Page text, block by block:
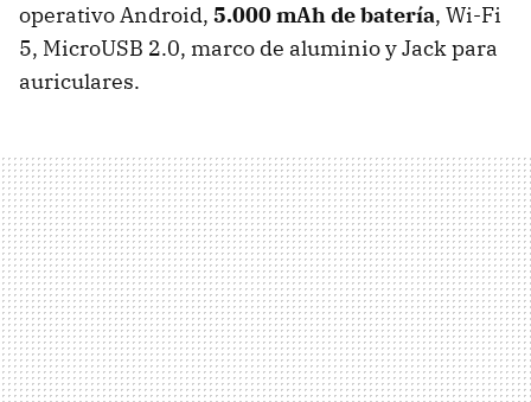
operativo Android, 5.000 mAh de batería, Wi-Fi
5, MicroUSB 2.0, marco de aluminio y Jack para
auriculares.